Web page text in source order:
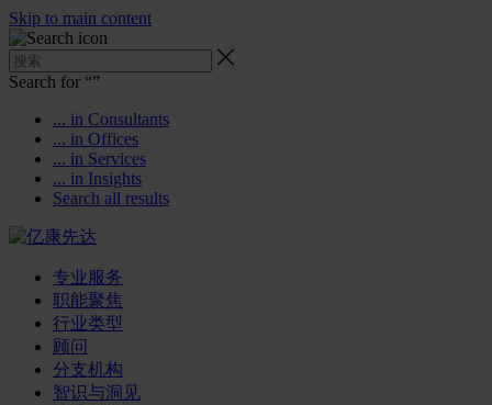
Skip to main content
Search for “”
... in Consultants
... in Offices
... in Services
... in Insights
Search all results
专业服务
职能聚焦
行业类型
顾问
分支机构
智识与洞见